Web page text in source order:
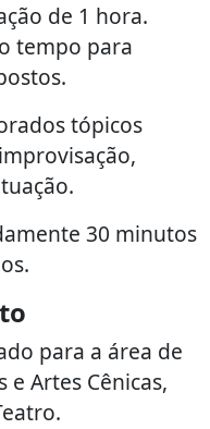
de 1 hora.
tempo para
tópicos
30 minutos
para a área de
Artes Cênicas,